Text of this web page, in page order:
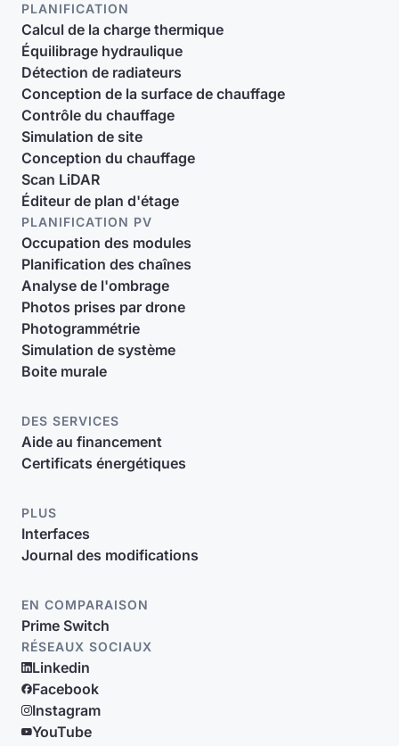
PLANIFICATION
Calcul de la charge thermique
Équilibrage hydraulique
Détection de radiateurs
Conception de la surface de chauffage
Contrôle du chauffage
Simulation de site
Conception du chauffage
Scan LiDAR
Éditeur de plan d'étage
PLANIFICATION PV
Occupation des modules
Planification des chaînes
Analyse de l'ombrage
Photos prises par drone
Photogrammétrie
Simulation de système
Boite murale
DES SERVICES
Aide au financement
Certificats énergétiques
PLUS
Interfaces
Journal des modifications
EN COMPARAISON
Prime Switch
RÉSEAUX SOCIAUX
Linkedin
Facebook
Instagram
YouTube